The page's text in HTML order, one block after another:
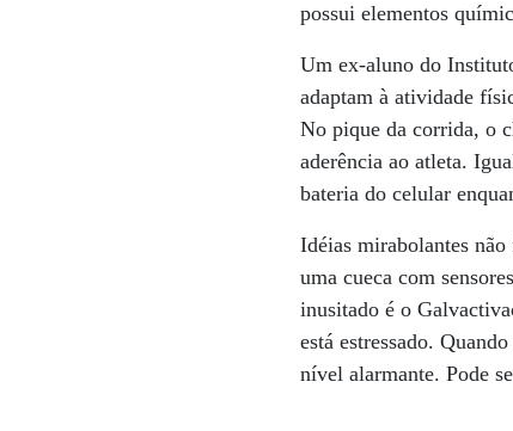
possui elementos
Um ex-aluno do
adaptam à atividade
No pique da corrida, o
aderência ao atleta.
bateria do celular
Idéias mirabolantes
uma cueca com
inusitado é o
está estressado.
nível alarmante. Pode